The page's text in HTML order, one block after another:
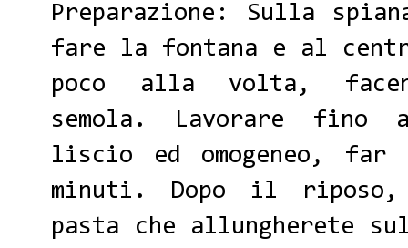
Preparazione: Sulla
fare la fontana e al
poco alla volta,
semola. Lavorare fino
liscio ed omogeneo, far
minuti. Dopo il
pasta che allungherete